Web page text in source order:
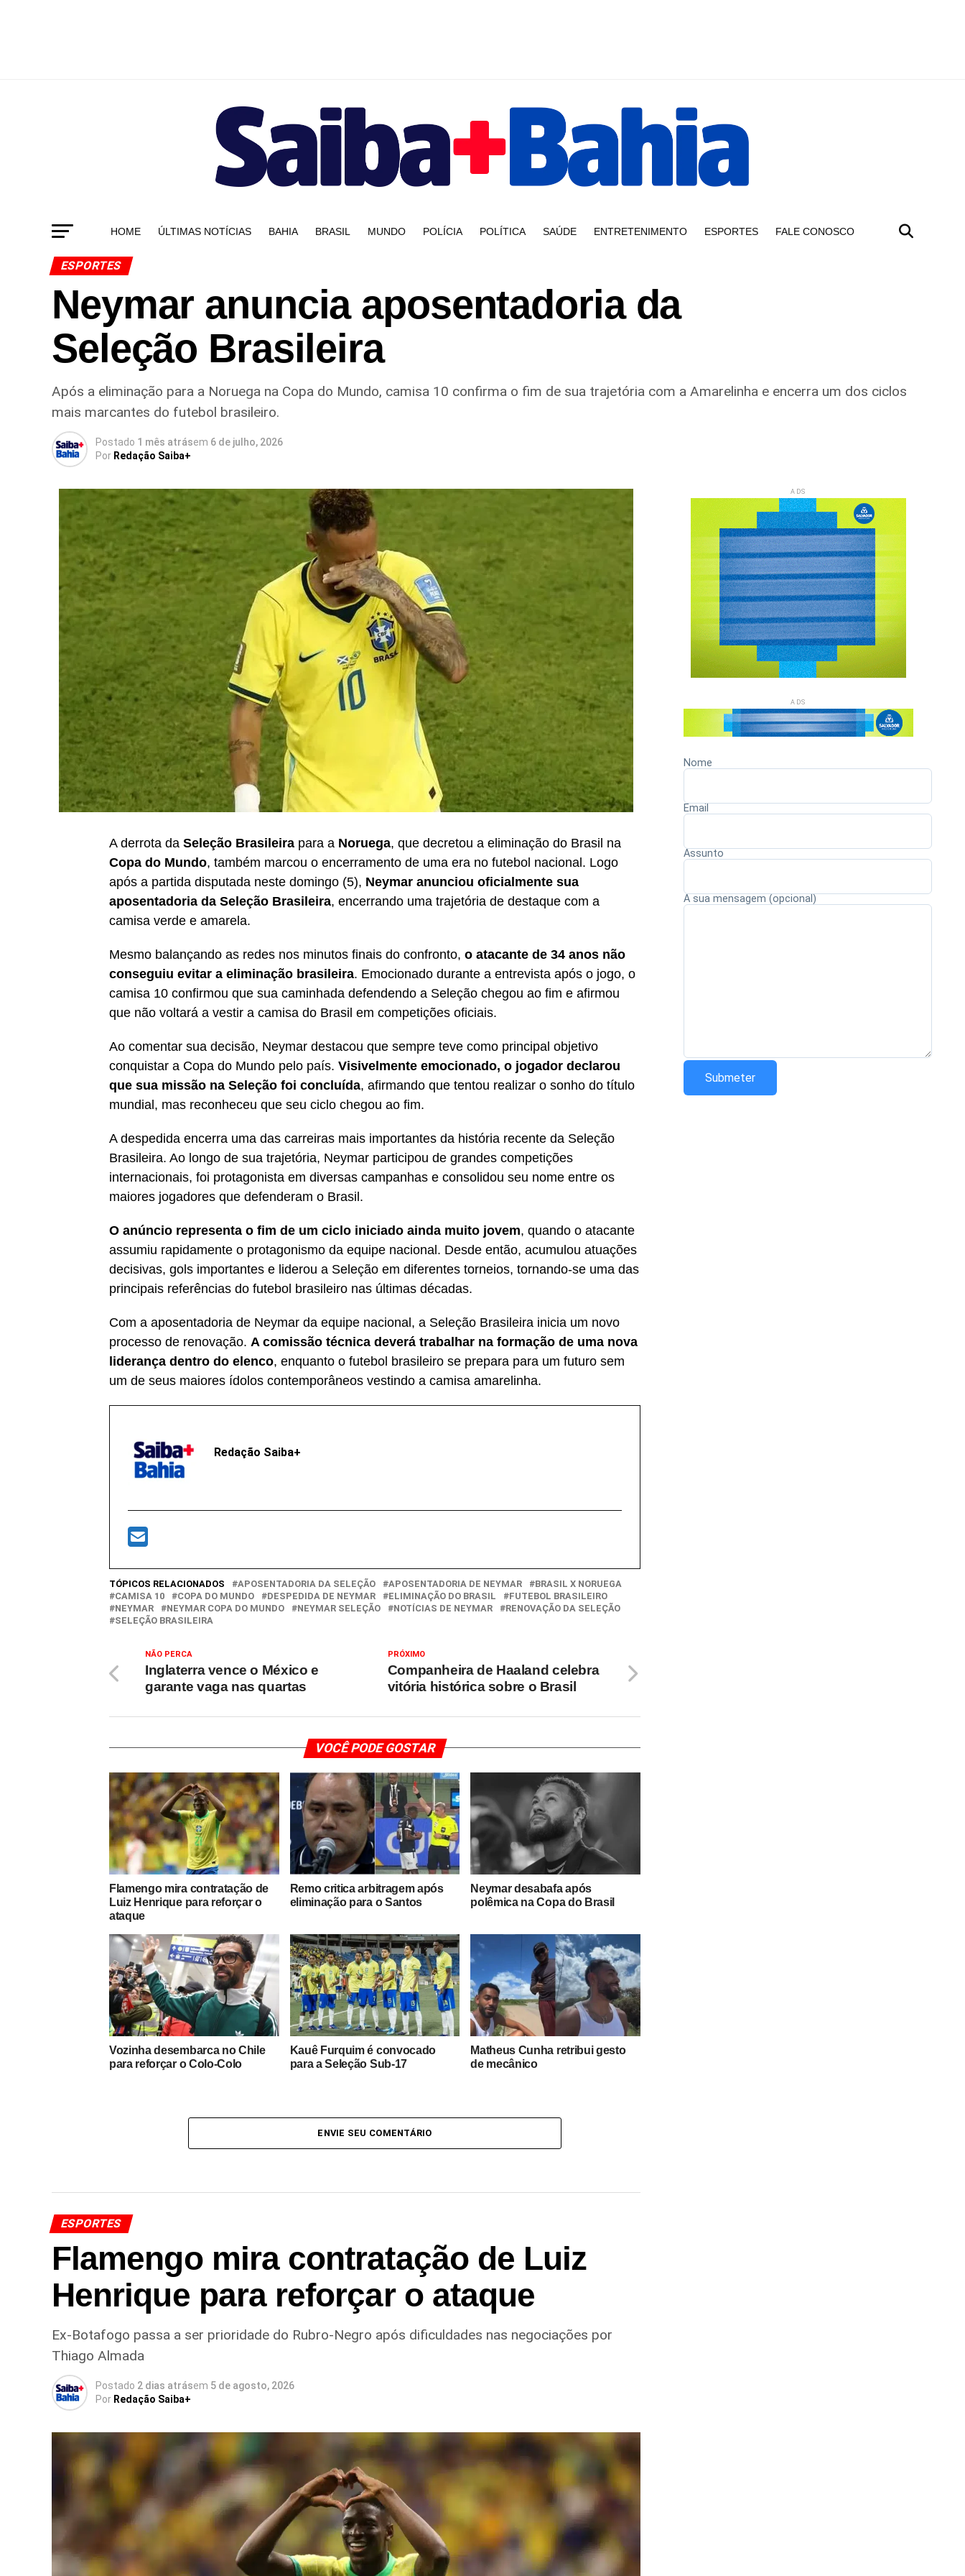
HOME ÚLTIMAS NOTÍCIAS BAHIA BRASIL MUNDO POLÍCIA POLÍTICA SAÚDE ENTRETENIMENTO ESPORTES FALE CONOSCO
ESPORTES
Neymar anuncia aposentadoria da
Seleção Brasileira
Após a eliminação para a Noruega na Copa do Mundo, camisa 10 confirma o fim de sua trajetória com a Amarelinha e encerra um dos ciclos
mais marcantes do futebol brasileiro.
Postado 1 mês atrásem 6 de julho, 2026
Por Redação Saiba+
A derrota da Seleção Brasileira para a Noruega, que decretou a eliminação do Brasil na
Copa do Mundo, também marcou o encerramento de uma era no futebol nacional. Logo
após a partida disputada neste domingo (5), Neymar anunciou oficialmente sua
aposentadoria da Seleção Brasileira, encerrando uma trajetória de destaque com a
camisa verde e amarela.
Mesmo balançando as redes nos minutos finais do confronto, o atacante de 34 anos não
conseguiu evitar a eliminação brasileira. Emocionado durante a entrevista após o jogo, o
camisa 10 confirmou que sua caminhada defendendo a Seleção chegou ao fim e afirmou
que não voltará a vestir a camisa do Brasil em competições oficiais.
Ao comentar sua decisão, Neymar destacou que sempre teve como principal objetivo
conquistar a Copa do Mundo pelo país. Visivelmente emocionado, o jogador declarou
que sua missão na Seleção foi concluída, afirmando que tentou realizar o sonho do título
mundial, mas reconheceu que seu ciclo chegou ao fim.
A despedida encerra uma das carreiras mais importantes da história recente da Seleção
Brasileira. Ao longo de sua trajetória, Neymar participou de grandes competições
internacionais, foi protagonista em diversas campanhas e consolidou seu nome entre os
maiores jogadores que defenderam o Brasil.
O anúncio representa o fim de um ciclo iniciado ainda muito jovem, quando o atacante
assumiu rapidamente o protagonismo da equipe nacional. Desde então, acumulou atuações
decisivas, gols importantes e liderou a Seleção em diferentes torneios, tornando-se uma das
principais referências do futebol brasileiro nas últimas décadas.
Com a aposentadoria de Neymar da equipe nacional, a Seleção Brasileira inicia um novo
processo de renovação. A comissão técnica deverá trabalhar na formação de uma nova
liderança dentro do elenco, enquanto o futebol brasileiro se prepara para um futuro sem
um de seus maiores ídolos contemporâneos vestindo a camisa amarelinha.
Redação Saiba+
TÓPICOS RELACIONADOS APOSENTADORIA DA SELEÇÃO APOSENTADORIA DE NEYMAR
BRASIL X NORUEGA
CAMISA 10
COPA DO MUNDO DESPEDIDA DE NEYMAR ELIMINAÇÃO DO BRASIL
FUTEBOL BRASILEIRO
NEYMAR
NEYMAR COPA DO MUNDO NEYMAR SELEÇÃO NOTÍCIAS DE NEYMAR
RENOVAÇÃO DA SELEÇÃO
SELEÇÃO BRASILEIRA
PRÓXIMO
Companheira de Haaland celebra
vitória histórica sobre o Brasil
NÃO PERCA
Inglaterra vence o México e
garante vaga nas quartas
VOCÊ PODE GOSTAR
Flamengo mira contratação de
Luiz Henrique para reforçar o
ataque
Remo critica arbitragem após
eliminação para o Santos
Neymar desabafa após
polêmica na Copa do Brasil
Vozinha desembarca no Chile
para reforçar o Colo-Colo
Kauê Furquim é convocado
para a Seleção Sub-17
Matheus Cunha retribui gesto
de mecânico
ENVIE SEU COMENTÁRIO
ESPORTES
Flamengo mira contratação de Luiz
Henrique para reforçar o ataque
Ex-Botafogo passa a ser prioridade do Rubro-Negro após dificuldades nas negociações por
Thiago Almada
Postado 2 dias atrásem 5 de agosto, 2026
Por Redação Saiba+
ADS
ADS
Nome
Email
Assunto
A sua mensagem (opcional)